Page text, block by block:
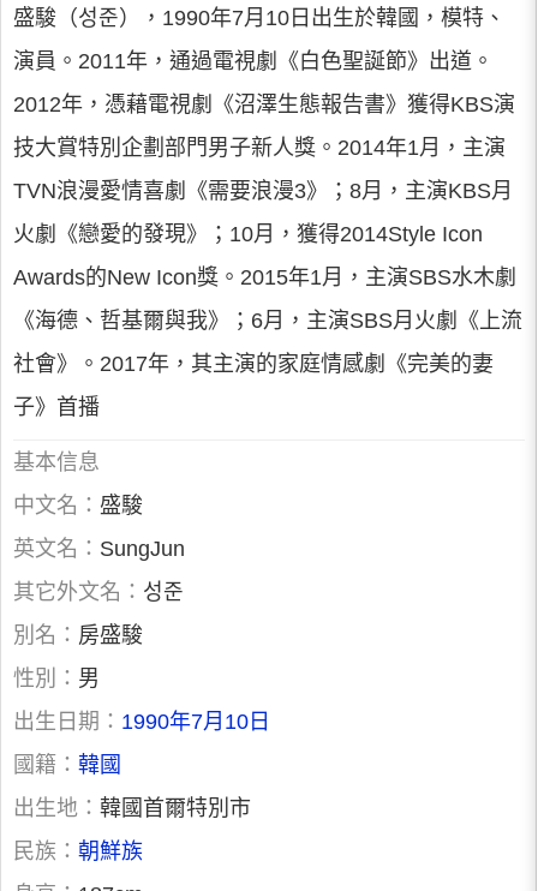
盛駿（성준），1990年7月10日出生於韓國，模特、
演員。2011年，通過電視劇《白色聖誕節》出道。
2012年，憑藉電視劇《沼澤生態報告書》獲得KBS演
技大賞特別企劃部門男子新人獎。2014年1月，主演
TVN浪漫愛情喜劇《需要浪漫3》；8月，主演KBS月
火劇《戀愛的發現》；10月，獲得2014Style Icon
Awards的New Icon獎。2015年1月，主演SBS水木劇
《海德、哲基爾與我》；6月，主演SBS月火劇《上流
社會》。2017年，其主演的家庭情感劇《完美的妻
子》首播
基本信息
中文名： 盛駿
英文名： SungJun
其它外文名： 성준
別名： 房盛駿
性別： 男
出生日期： 1990年7月10日
國籍： 韓國
出生地： 韓國首爾特別市
民族： 朝鮮族